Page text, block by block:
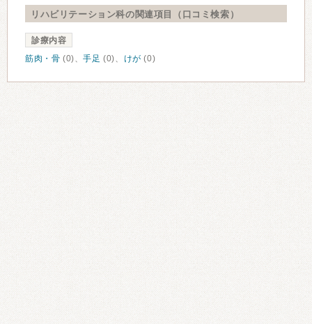
リハビリテーション科の関連項目（口コミ検索）
診療内容
筋肉・骨 (0)、手足 (0)、 けが (0)